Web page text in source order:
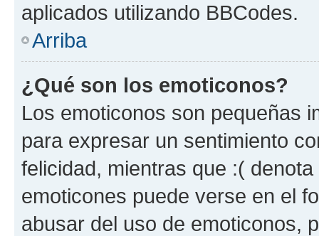
aplicados utilizando BBCodes.
Arriba
¿Qué son los emoticonos?
Los emoticonos son pequeñas
para expresar un sentimiento
felicidad, mientras que :(
emoticones puede verse en el
abusar del uso de emoticonos,